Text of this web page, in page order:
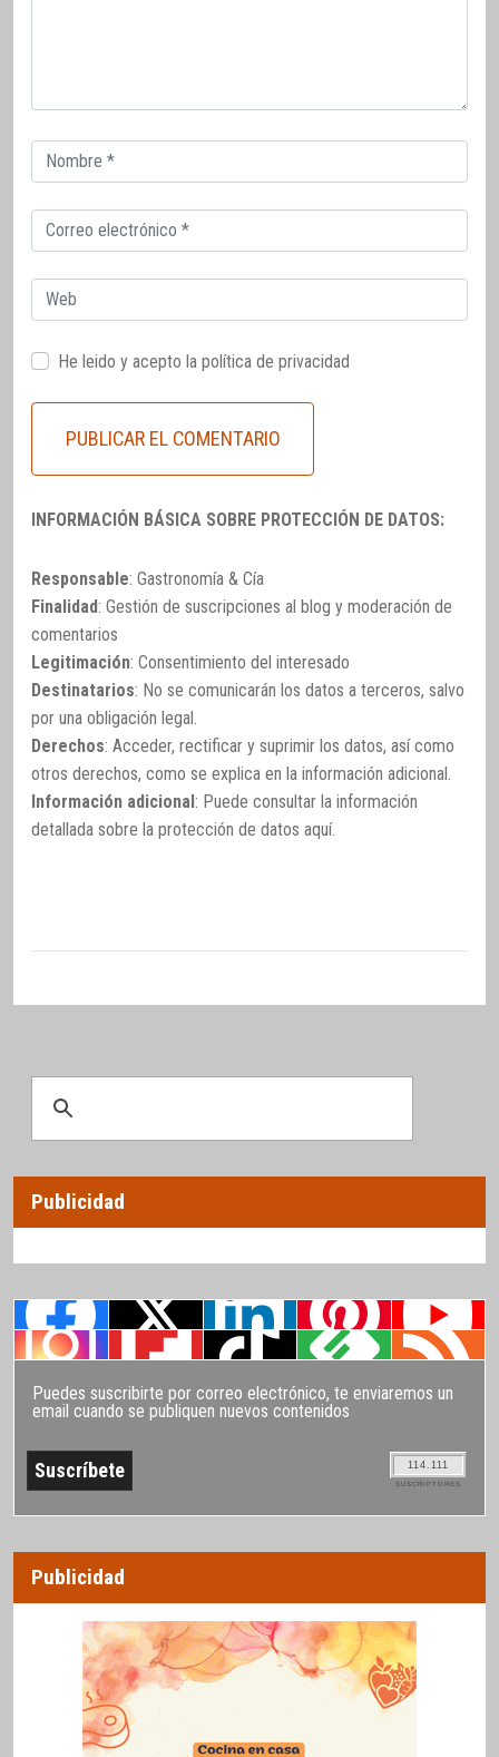
Correo
electrónico
Correo
electrónico
Web
He leido y acepto la política de privacidad
INFORMACIÓN BÁSICA SOBRE PROTECCIÓN DE DATOS:
Responsable: Gastronomía & Cía
Finalidad: Gestión de suscripciones al blog y moderación de
comentarios
Legitimación: Consentimiento del interesado
Destinatarios: No se comunicarán los datos a terceros, salvo
por una obligación legal.
Derechos: Acceder, rectificar y suprimir los datos, así como
otros derechos, como se explica en la información adicional.
Información adicional: Puede consultar la información
detallada sobre la protección de datos aquí.
Publicidad
Puedes suscribirte por correo electrónico, te enviaremos un
email cuando se publiquen nuevos contenidos
114.111
SUSCRIPTORES
Publicidad